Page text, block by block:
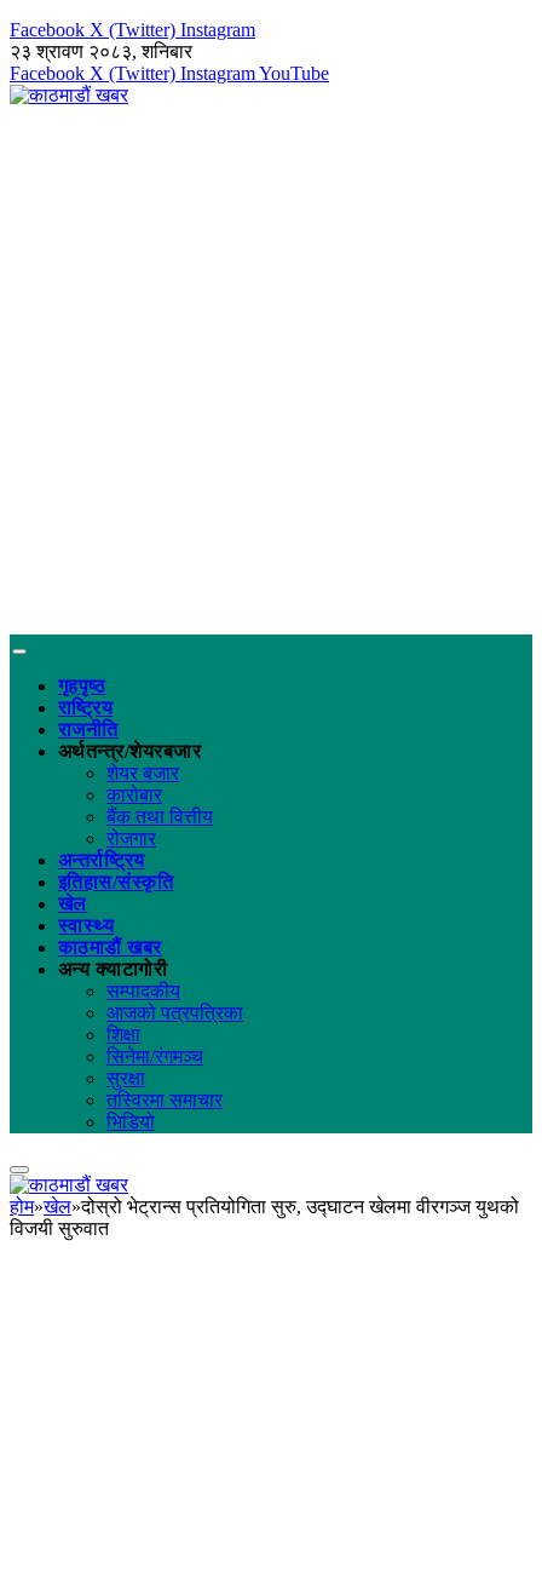
Facebook X (Twitter) Instagram
२३ श्रावण २०८३, शनिबार
Facebook X (Twitter) InstagramYouTube
गृहपृष्ठ
राष्ट्रिय
राजनीति
अर्थतन्त्र/शेयरबजार
शेयर बजार
कारोबार
बैंक तथा वित्तीय
रोजगार
अन्तर्राष्ट्रिय
इतिहास/संस्कृति
खेल
स्वास्थ्य
काठमाडौं खबर
अन्य क्याटागोरी
सम्पादकीय
आजको पत्रपत्रिका
शिक्षा
सिनेमा/रंगमञ्च
सुरक्षा
तस्विरमा समाचार
भिडियो
होम»खेल»दोस्रो भेट्रान्स प्रतियोगिता सुरु, उद्घाटन खेलमा वीरगञ्ज युथको
विजयी सुरुवात